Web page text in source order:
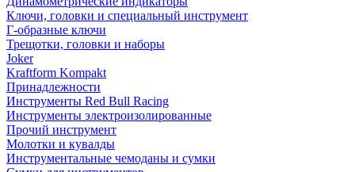
Ключи, головки и специальный инструмент
Г-образные ключи
Трещотки, головки и наборы
Joker
Kraftform Kompakt
Принадлежности
Инструменты Red Bull Racing
Инструменты электроизолированные
Прочий инструмент
Молотки и кувалды
Инструментальные чемоданы и сумки